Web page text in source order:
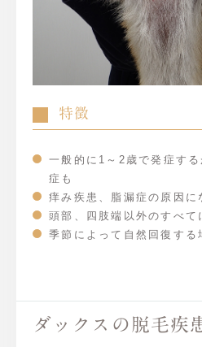
特徴
一般的に1～2歳で発症す
症も
痒み疾患、脂漏症の原因に
頭部、四肢端以外のすべて
季節によって自然回復する
ダックスの脱毛疾